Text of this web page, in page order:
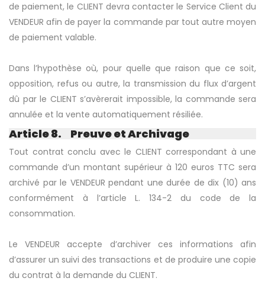
de paiement, le CLIENT devra contacter le Service Client du
VENDEUR afin de payer la commande par tout autre moyen
de paiement valable.
Dans l’hypothèse où, pour quelle que raison que ce soit,
opposition, refus ou autre, la transmission du flux d’argent
dû par le CLIENT s’avèrerait impossible, la commande sera
annulée et la vente automatiquement résiliée.
Article 8. Preuve et Archivage
Tout contrat conclu avec le CLIENT correspondant à une
commande d’un montant supérieur à 120 euros TTC sera
archivé par le VENDEUR pendant une durée de dix (10) ans
conformément à l’article L. 134-2 du code de la
consommation.
Le VENDEUR accepte d’archiver ces informations afin
d’assurer un suivi des transactions et de produire une copie
du contrat à la demande du CLIENT.